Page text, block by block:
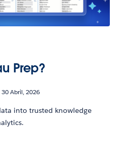
Prep?
30 Abril, 2026
into trusted knowledge